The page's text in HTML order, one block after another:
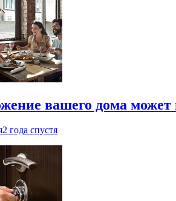
вашего дома может
2 года спустя